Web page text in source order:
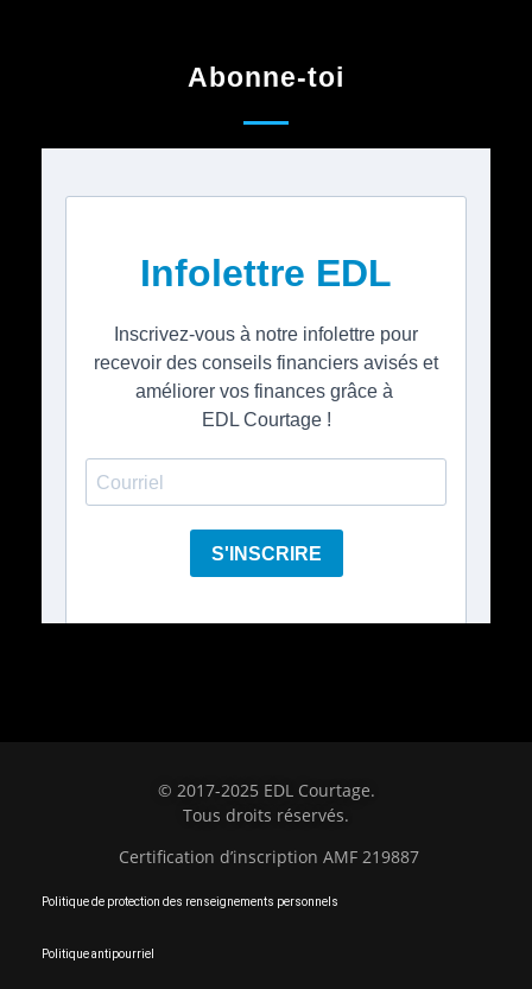
Abonne-toi
© 2017-2025 EDL Courtage.
Tous droits réservés.
Certification d’inscription AMF 219887
Politique de protection des renseignements personnels
Politique antipourriel